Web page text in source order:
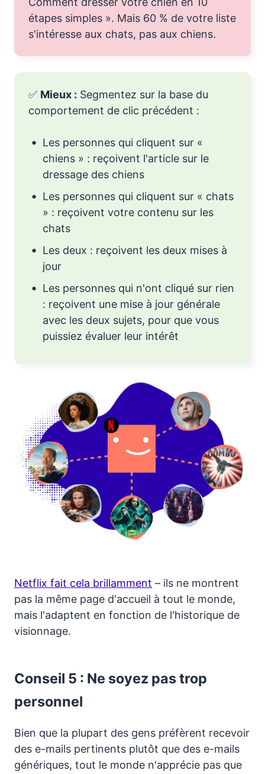
étapes simples ». Mais 60 % de votre liste
s'intéresse aux chats, pas aux chiens.
✅ Mieux : Segmentez sur la base du
comportement de clic précédent :
Les personnes qui cliquent sur «
chiens » : reçoivent l'article sur le
dressage des chiens
Les personnes qui cliquent sur « chats
» : reçoivent votre contenu sur les
chats
Les deux : reçoivent les deux mises à
jour
Les personnes qui n'ont cliqué sur rien
: reçoivent une mise à jour générale
avec les deux sujets, pour que vous
puissiez évaluer leur intérêt
Netflix fait cela brillamment – ils ne montrent
pas la même page d'accueil à tout le monde,
mais l'adaptent en fonction de l'historique de
visionnage.
Conseil 5 : Ne soyez pas trop
personnel
Bien que la plupart des gens préfèrent recevoir
des e-mails pertinents plutôt que des e-mails
génériques, tout le monde n'apprécie pas que